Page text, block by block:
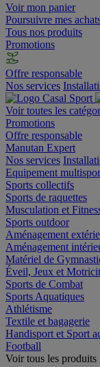
Voir mon panier
Poursuivre mes
Tous nos produits
Promotions
Offre responsable
Nos services
Voir toutes les
Promotions
Offre responsable
Manutan Expert
Nos services
Equipement
Sports collectifs
Sports de raquettes
Musculation et
Sports outdoor
Aménagement
Aménagement
Matériel de
Éveil, Jeux et
Sports de Combat
Sports Aquatiques
Athlétisme
Textile et bagagerie
Handisport et Sport
Football
Voir tous les produits